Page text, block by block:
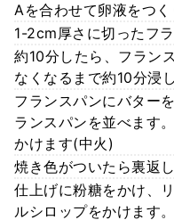
Aを合わせて卵液をつく
1-2cm厚さに切ったフ
約10分したら、フラン
なくなるまで約10分浸し
フランスパンにバター
ランスパンを並べます
かけます(中火)
焼き色がついたら裏返し
仕上げに粉糖をかけ、
ルシロップをかけます。